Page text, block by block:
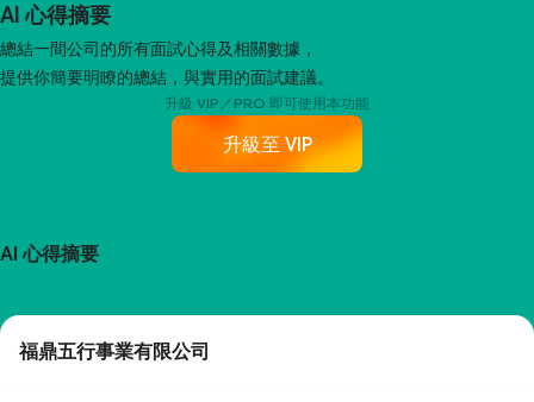
AI 心得摘要
總結一間公司的所有面試心得及相關數據，
提供你簡要明瞭的總結，與實用的面試建議。
升級 VIP／PRO 即可使用本功能
升級至 VIP
AI 心得摘要
福鼎五行事業有限公司